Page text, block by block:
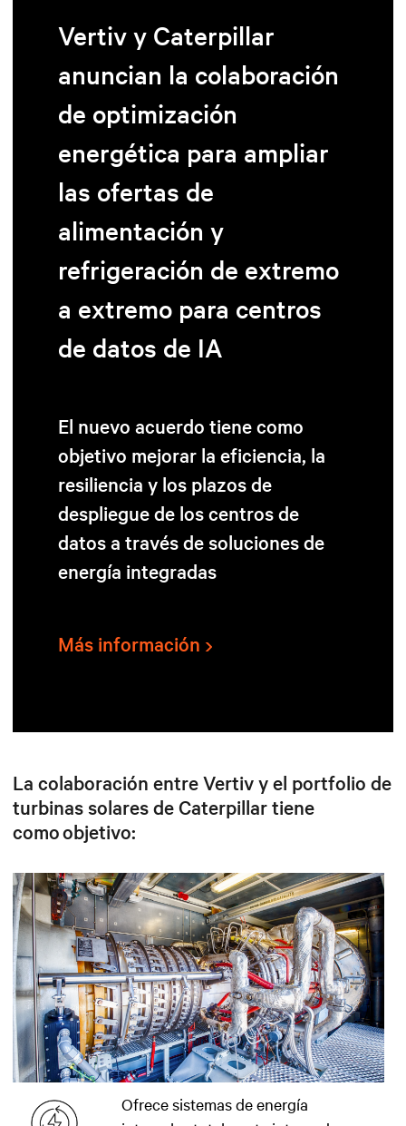
Vertiv y Caterpillar
anuncian la colaboración
de optimización
energética para ampliar
las ofertas de
alimentación y
refrigeración de extremo
a extremo para centros
de datos de IA
El nuevo acuerdo tiene como
objetivo mejorar la eficiencia, la
resiliencia y los plazos de
despliegue de los centros de
datos a través de soluciones de
energía integradas
Más información
La colaboración entre Vertiv y el portfolio de
turbinas solares de Caterpillar tiene
como objetivo:
Ofrece sistemas de energía